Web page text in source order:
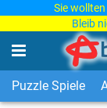
Sie
Bleib
Puzzle Spiele